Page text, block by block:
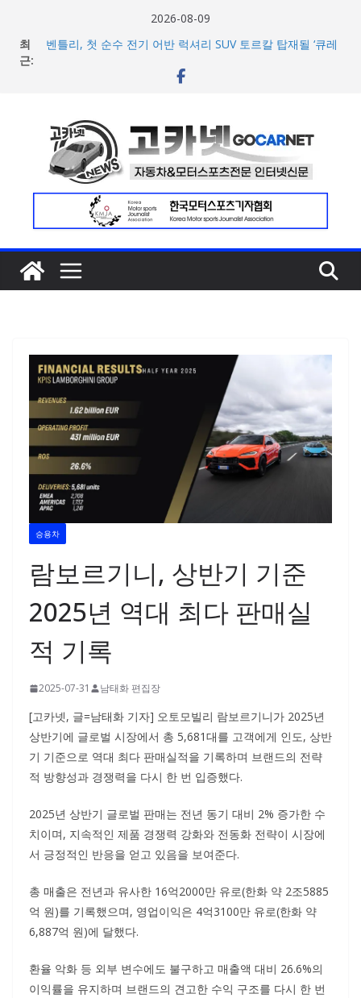
2026-08-09
최
근:
[신차] BMW, 8월 온라인 한정 에디션 3종 출시… 11일
‘BMW 샵 온라인’ 판매 개시
벤틀리, 첫 순수 전기 어반 럭셔리 SUV 토르칼 탑재될 ‘큐레
팝업 오픈
BMW 레이디스 챔피언십 2026, 다양한 티켓 패키지 선보이
며 본격 대회 준비 돌입
현대차·기아, ‘2026 레드닷 어워드’에서 최우수상 2개·본상
15개 수상
승용차
람보르기니, 상반기 기준
2025년 역대 최다 판매실
적 기록
2025-07-31 남태화 편집장
[고카넷, 글=남태화 기자] 오토모빌리 람보르기니가 2025년
상반기에 글로벌 시장에서 총 5,681대를 고객에게 인도, 상반
기 기준으로 역대 최다 판매실적을 기록하며 브랜드의 전략
적 방향성과 경쟁력을 다시 한 번 입증했다.
2025년 상반기 글로벌 판매는 전년 동기 대비 2% 증가한 수
치이며, 지속적인 제품 경쟁력 강화와 전동화 전략이 시장에
서 긍정적인 반응을 얻고 있음을 보여준다.
총 매출은 전년과 유사한 16억2000만 유로(한화 약 2조5885
억 원)를 기록했으며, 영업이익은 4억3100만 유로(한화 약
6,887억 원)에 달했다.
환율 악화 등 외부 변수에도 불구하고 매출액 대비 26.6%의
이익률을 유지하며 브랜드의 견고한 수익 구조를 다시 한 번